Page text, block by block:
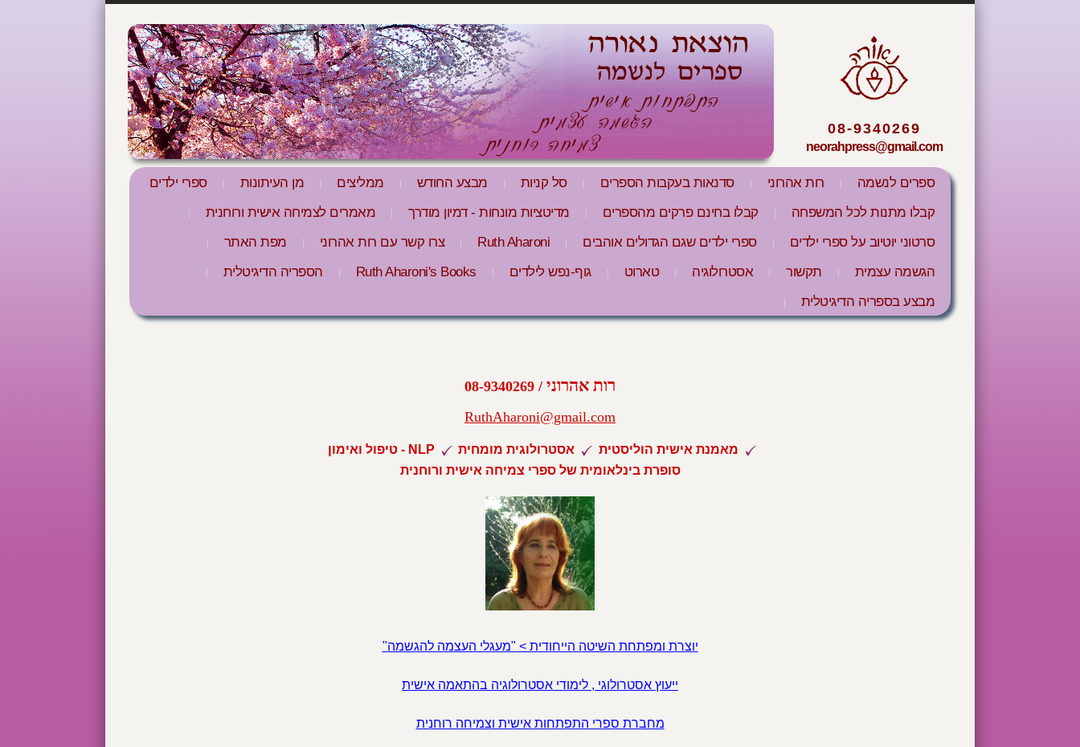
08-9340269
neorahpress@gmail.com
ספרים לנשמה רות אהרוני סדנאות בעקבות הספרים סל קניות מבצע החודש ממליצים מן העיתונות
ספרי ילדים
קבלו מתנות לכל המשפחה
קבלו בחינם פרקים מהספרים מדיטציות מונחות - דמיון מודרך
מאמרים לצמיחה אישית ורוחנית
סרטוני יוטיוב על ספרי ילדים
ספרי ילדים שגם הגדולים אוהבים Ruth Aharoni צרו קשר עם רות אהרוני
מפת האתר
הגשמה עצמית
תקשור אסטרולוגיה טארוט גוף-נפש לילדים Ruth Aharoni's Books
הספריה הדיגיטלית
מבצע בספריה הדיגיטלית
רות אהרוני /
08-9340269
RuthAharoni@gmail.com
טיפול ואימון - NLP מאמנת אישית הוליסטית
סופרת בינלאומית של ספרי צמיחה אישית ורוחנית
יוצרת ומפתחת השיטה הייחודית > "מעגלי העצמה להגשמה"
ייעוץ אסטרולוגי , לימודי אסטרולוגיה בהתאמה אישית
מחברת ספרי התפתחות אישית וצמיחה רוחנית